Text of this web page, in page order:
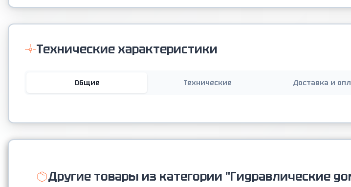
Технические характеристики
Общие Технические Доставка и
Другие товары из категории "Гидравлические